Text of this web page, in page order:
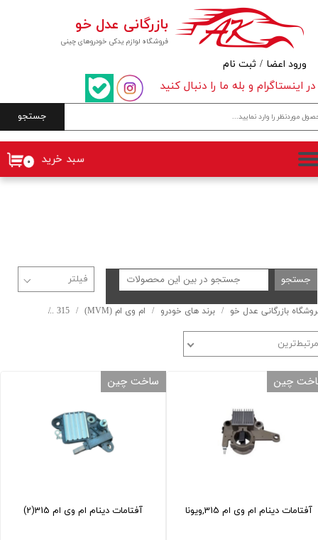
فروشگاه لوازم یدکی خودروهای چینی
بازرگانی عدل خو
جستجو
۰ سبد خرید
در اینستاگرام و بله ما را دنبال کنید
ورود اعضا / ثبت نام
حساب کاربری من
تغییر گذر واژه
سفارشات
خروج از حساب کاربری
بازرگانی عدل خو برند های خودرو ام وی ام (MVM) 315
مرتبط‌ترین
آفتامات دینام ام وی ام 315,ویونا
چین
آفتامات دینام ام وی ام 315(2)
ساخت چین
جستجو